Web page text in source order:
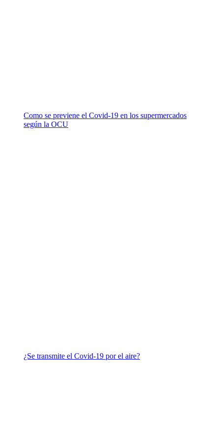
Como se previene el Covid-19 en los supermercados
según la OCU
¿Se transmite el Covid-19 por el aire?